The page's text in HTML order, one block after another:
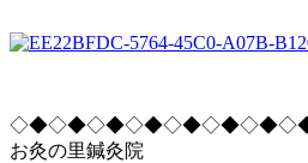
お灸の里鍼灸院